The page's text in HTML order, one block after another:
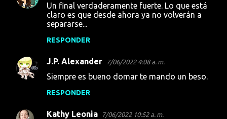
Un final verdaderamente fuerte. Lo que está
claro es que desde ahora ya no volverán a
separarse...
RESPONDER
J.P. Alexander 7/06/2022 4:08 a. m.
Siempre es bueno domar te mando un beso.
RESPONDER
Kathy Leonia 7/06/2022 10:52 a. m.